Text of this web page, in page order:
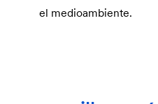
el medioambiente.